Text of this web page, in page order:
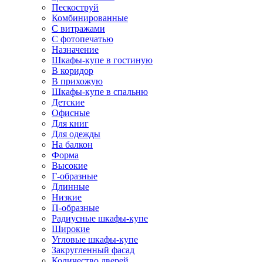
Пескоструй
Комбинированные
С витражами
С фотопечатью
Назначение
Шкафы-купе в гостиную
В коридор
В прихожую
Шкафы-купе в спальню
Детские
Офисные
Для книг
Для одежды
На балкон
Форма
Высокие
Г-образные
Длинные
Низкие
П-образные
Радиусные шкафы-купе
Широкие
Угловые шкафы-купе
Закругленный фасад